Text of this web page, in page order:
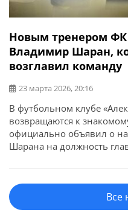
Новым тренером ФК
Владимир Шаран,
возглавил команду
23 марта 2026, 20:16
В футбольном клубе
возвращаются к
официально объявил о
Шарана на должность
руководству командой.
наставник будет делать
имеет общий опыт
команды. Вместе с
Все